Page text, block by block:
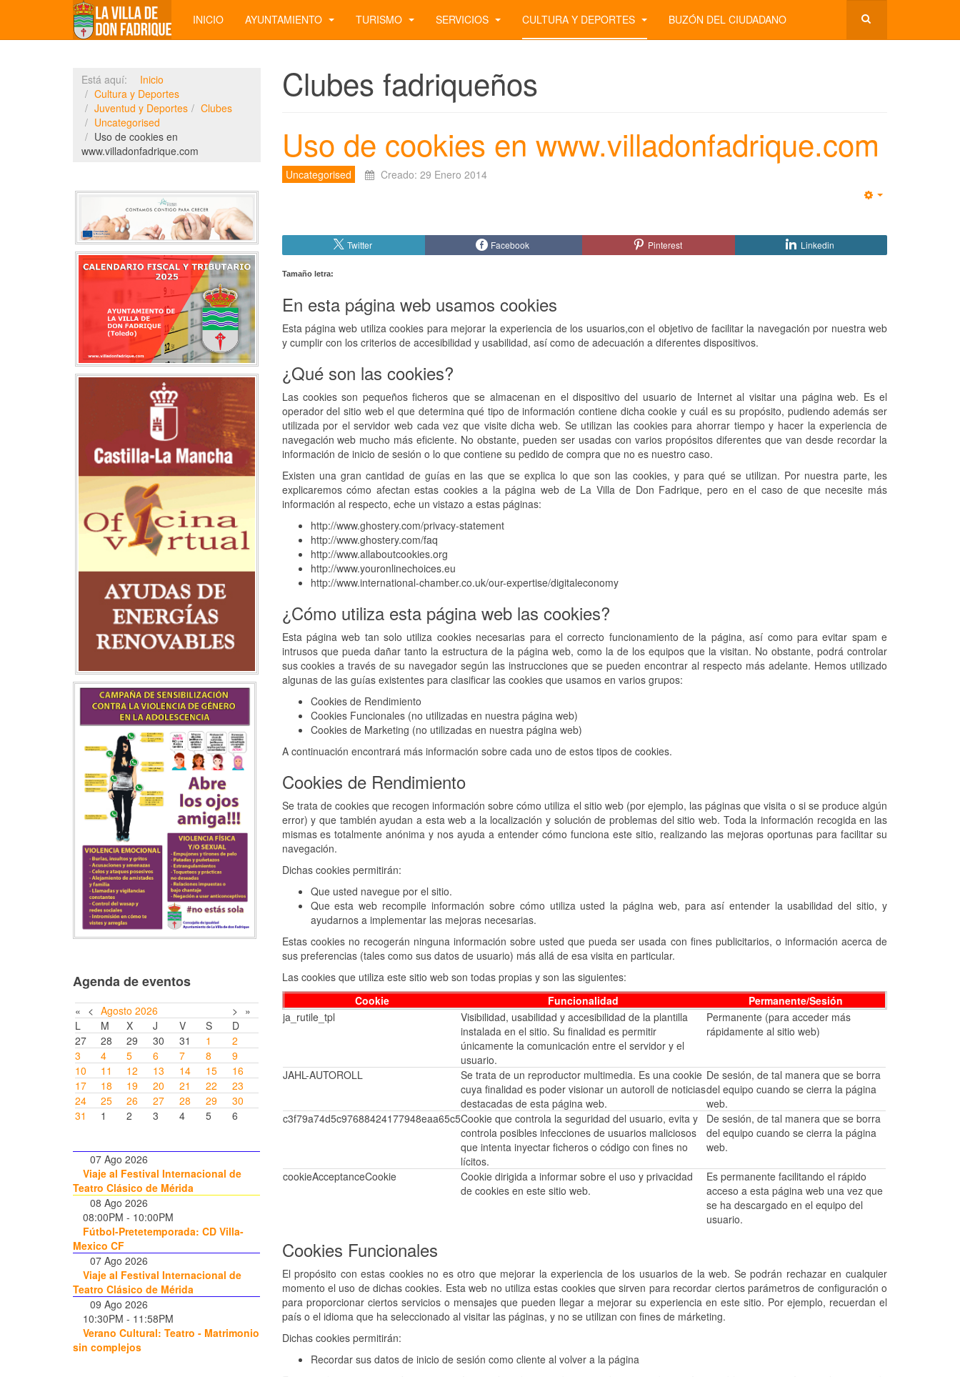
INICIO AYUNTAMIENTO TURISMO SERVICIOS CULTURA Y DEPORTES BUZÓN DEL CIUDADANO
Clubes fadriqueños
Uso de cookies en www.villadonfadrique.com
Uncategorised Creado: 29 Enero 2014
Twitter Facebook Pinterest Linkedin
Tamaño letra:
En esta página web usamos cookies
Esta página web utiliza cookies para mejorar la experiencia de los usuarios,con el objetivo de facilitar la navegación por nuestra web
y cumplir con los criterios de accesibilidad y usabilidad, así como de adecuación a diferentes dispositivos.
¿Qué son las cookies?
Las cookies son pequeños ficheros que se almacenan en el dispositivo del usuario de Internet al visitar una página web. Es el
operador del sitio web el que determina qué tipo de información contiene dicha cookie y cuál es su propósito, pudiendo además ser
utilizada por el servidor web cada vez que visite dicha web. Se utilizan las cookies para ahorrar tiempo y hacer la experiencia de
navegación web mucho más eficiente. No obstante, pueden ser usadas con varios propósitos diferentes que van desde recordar la
información de inicio de sesión o lo que contiene su pedido de compra que no es nuestro caso.
Existen una gran cantidad de guías en las que se explica lo que son las cookies, y para qué se utilizan. Por nuestra parte, les
explicaremos cómo afectan estas cookies a la página web de La Villa de Don Fadrique, pero en el caso de que necesite más
información al respecto, eche un vistazo a estas páginas:
http://www.ghostery.com/privacy-statement
http://www.ghostery.com/faq
http://www.allaboutcookies.org
http://www.youronlinechoices.eu
http://www.international-chamber.co.uk/our-expertise/digitaleconomy
¿Cómo utiliza esta página web las cookies?
Esta página web tan solo utiliza cookies necesarias para el correcto funcionamiento de la página, así como para evitar spam e
intrusos que pueda dañar tanto la estructura de la página web, como la de los equipos que la visitan. No obstante, podrá controlar
sus cookies a través de su navegador según las instrucciones que se pueden encontrar al respecto más adelante. Hemos utilizado
algunas de las guías existentes para clasificar las cookies que usamos en varios grupos:
Cookies de Rendimiento
Cookies Funcionales (no utilizadas en nuestra página web)
Cookies de Marketing (no utilizadas en nuestra página web)
A continuación encontrará más información sobre cada uno de estos tipos de cookies.
Cookies de Rendimiento
Se trata de cookies que recogen información sobre cómo utiliza el sitio web (por ejemplo, las páginas que visita o si se produce algún
error) y que también ayudan a esta web a la localización y solución de problemas del sitio web. Toda la información recogida en las
mismas es totalmente anónima y nos ayuda a entender cómo funciona este sitio, realizando las mejoras oportunas para facilitar su
navegación.
Dichas cookies permitirán:
Que usted navegue por el sitio.
Que esta web recompile información sobre cómo utiliza usted la página web, para así entender la usabilidad del sitio, y
ayudarnos a implementar las mejoras necesarias.
Estas cookies no recogerán ninguna información sobre usted que pueda ser usada con fines publicitarios, o información acerca de
sus preferencias (tales como sus datos de usuario) más allá de esa visita en particular.
Las cookies que utiliza este sitio web son todas propias y son las siguientes:
Cookie
Funcionalidad
Permanente/Sesión
ja_rutile_tpl
Visibilidad, usabilidad y accesibilidad de la plantilla
instalada en el sitio. Su finalidad es permitir
únicamente la comunicación entre el servidor y el
usuario.
Permanente (para acceder más
rápidamente al sitio web)
JAHL-AUTOROLL
Se trata de un reproductor multimedia. Es una cookie
cuya finalidad es poder visionar un autoroll de noticias
destacadas de esta página web.
De sesión, de tal manera que se borra
del equipo cuando se cierra la página
web.
c3f79a74d5c97688424177948eaa65c5Cookie que controla la seguridad del usuario, evita y
controla posibles infecciones de usuarios maliciosos
que intenta inyectar ficheros o código con fines no
lícitos.
De sesión, de tal manera que se borra
del equipo cuando se cierra la página
web.
cookieAcceptanceCookie
Cookie dirigida a informar sobre el uso y privacidad
de cookies en este sitio web.
Es permanente facilitando el rápido
acceso a esta página web una vez que
se ha descargado en el equipo del
usuario.
Cookies Funcionales
El propósito con estas cookies no es otro que mejorar la experiencia de los usuarios de la web. Se podrán rechazar en cualquier
momento el uso de dichas cookies. Esta web no utiliza estas cookies que sirven para recordar ciertos parámetros de configuración o
para proporcionar ciertos servicios o mensajes que pueden llegar a mejorar su experiencia en este sitio. Por ejemplo, recuerdan el
país o el idioma que ha seleccionado al visitar las páginas, y no se utilizan con fines de márketing.
Dichas cookies permitirán:
Recordar sus datos de inicio de sesión como cliente al volver a la página
Está aquí:
Inicio
Cultura y Deportes
Juventud y Deportes
Clubes
Uncategorised
Uso de cookies en
www.villadonfadrique.com
Agenda de eventos
« < Agosto 2026 > »
L
M X J V S
D
27
28 29 30 31 1
2
3
4 5 6 7 8
9
10
11 12 13 14 15
16
17
18 19 20 21 22
23
24
25 26 27 28 29
30
31
1 2 3 4 5 6
07 Ago 2026
Viaje al Festival Internacional de
Teatro Clásico de Mérida
08 Ago 2026
08:00PM - 10:00PM
Fútbol-Pretetemporada: CD Villa-
Mexico CF
07 Ago 2026
Viaje al Festival Internacional de
Teatro Clásico de Mérida
09 Ago 2026
10:30PM - 11:58PM
Verano Cultural: Teatro - Matrimonio
sin complejos